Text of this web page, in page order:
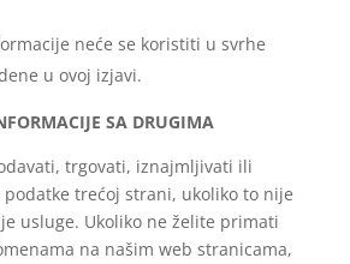
neće se koristiti u svrhe
u ovoj izjavi.
SA DRUGIMA
trgovati, iznajmljivati ili
podatke trećoj strani, ukoliko to nije
usluge. Ukoliko ne želite primati
na našim web stranicama,